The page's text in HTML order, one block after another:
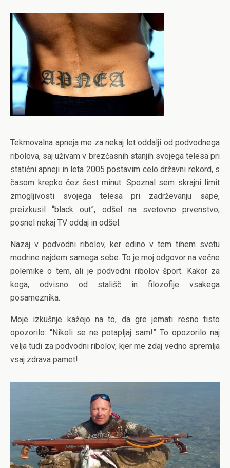
Tekmovalna apneja me za nekaj let oddalji od podvodnega
ribolova, saj uživam v brezčasnih stanjih svojega telesa pri
statični apneji in leta 2005 postavim celo državni rekord, s
časom krepko čez šest minut. Spoznal sem skrajni limit
zmogljivosti svojega telesa pri zadrževanju sape,
preizkusil “black out”, odšel na svetovno prvenstvo,
posnel nekaj TV oddaj in odšel.
Nazaj v podvodni ribolov, ker edino v tem tihem svetu
modrine najdem samega sebe. To je moj odgovor na večne
polemike o tem, ali je podvodni ribolov šport. Kakor za
koga, odvisno od stališč in filozofije vsakega
posameznika.
Moje izkušnje kažejo na to, da gre jemati resno tisto
opozorilo: “Nikoli se ne potapljaj sam!” To opozorilo naj
velja tudi za podvodni ribolov, kjer me zdaj vedno spremlja
vsaj zdrava pamet!